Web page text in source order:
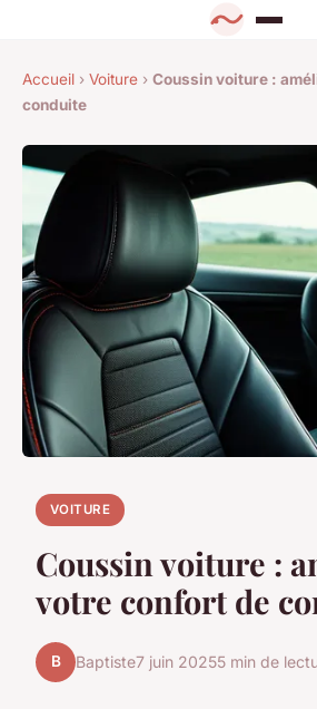
Accueil › Voiture › Coussin voiture :
conduite
VOITURE
Coussin voiture :
votre confort de
B Baptiste7 juin 20255 min de